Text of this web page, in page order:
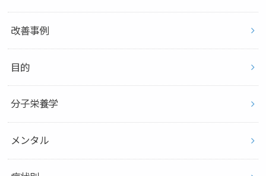
改善事例
目的
分子栄養学
メンタル